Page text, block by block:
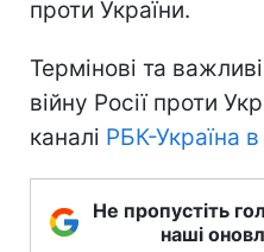
проти України.
Термінові та
війну Росії проти
каналі РБК-Україна
Не пропустіть
наші